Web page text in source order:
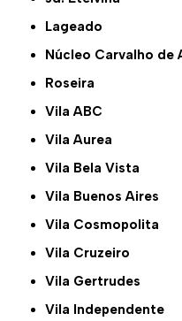
Lageado
Núcleo Carvalho de
Roseira
Vila ABC
Vila Aurea
Vila Bela Vista
Vila Buenos Aires
Vila Cosmopolita
Vila Cruzeiro
Vila Gertrudes
Vila Independente